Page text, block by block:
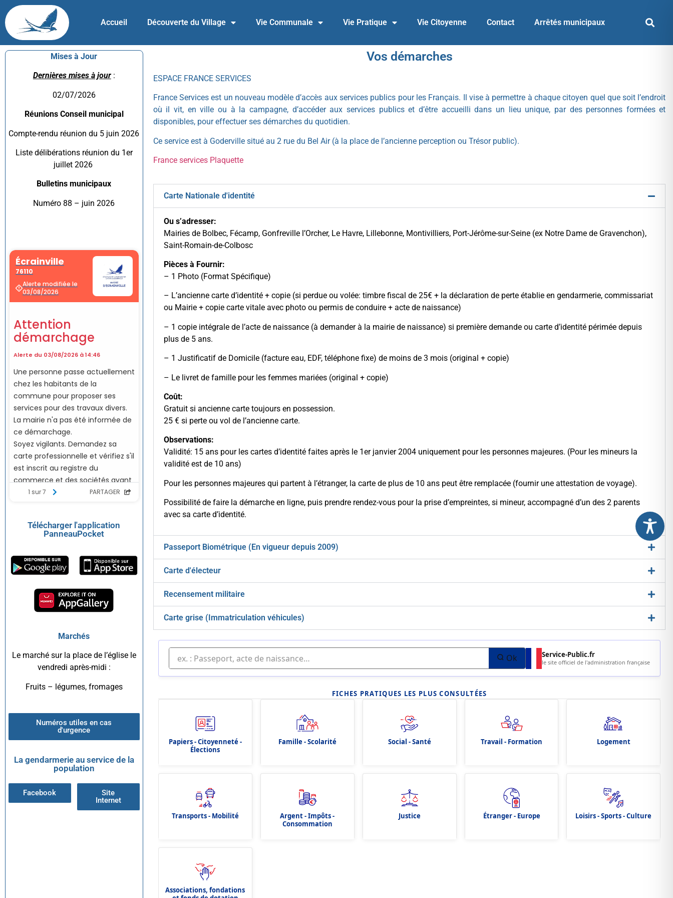
Accueil Découverte du Village Vie Communale Vie Pratique Vie Citoyenne Contact Arrêtés municipaux
Mises à Jour
Dernières mises à jour:
02/07/2026
Réunions Conseil municipal
Compte-rendu réunion du 5 juin 2026
Liste délibérations réunion du 1er
juillet 2026
Bulletins municipaux
Numéro 88 – juin 2026
Télécharger l'application
PanneauPocket
Marchés
Le marché sur la place de l’église le
vendredi après-midi :
Fruits – légumes, fromages
Numéros utiles en cas
d'urgence
La gendarmerie au service de la
population
Facebook
Site
Internet
Vos démarches
ESPACE FRANCE SERVICES
France Services est un nouveau modèle d’accès aux services publics pour les Français. Il vise à permettre à chaque citoyen quel que soit l’endroit
où il vit, en ville ou à la campagne, d’accéder aux services publics et d’être accueilli dans un lieu unique, par des personnes formées et
disponibles, pour effectuer ses démarches du quotidien.
Ce service est à Goderville situé au 2 rue du Bel Air (à la place de l’ancienne perception ou Trésor public).
France services Plaquette
Carte Nationale d'identité
Ou s’adresser:
Mairies de Bolbec, Fécamp, Gonfreville l’Orcher, Le Havre, Lillebonne, Montivilliers, Port-Jérôme-sur-Seine (ex Notre Dame de Gravenchon),
Saint-Romain-de-Colbosc
Pièces à Fournir:
– 1 Photo (Format Spécifique)
– L’ancienne carte d’identité + copie (si perdue ou volée: timbre fiscal de 25€ + la déclaration de perte établie en gendarmerie, commissariat
ou Mairie + copie carte vitale avec photo ou permis de conduire + acte de naissance)
– 1 copie intégrale de l’acte de naissance (à demander à la mairie de naissance) si première demande ou carte d’identité périmée depuis
plus de 5 ans.
– 1 Justificatif de Domicile (facture eau, EDF, téléphone fixe) de moins de 3 mois (original + copie)
– Le livret de famille pour les femmes mariées (original + copie)
Coût:
Gratuit si ancienne carte toujours en possession.
25 € si perte ou vol de l’ancienne carte.
Observations:
Validité: 15 ans pour les cartes d’identité faites après le 1er janvier 2004 uniquement pour les personnes majeures. (Pour les mineurs la
validité est de 10 ans)
Pour les personnes majeures qui partent à l’étranger, la carte de plus de 10 ans peut être remplacée (fournir une attestation de voyage).
Possibilité de faire la démarche en ligne, puis prendre rendez-vous pour la prise d’empreintes, si mineur, accompagné d’un des 2 parents
avec sa carte d’identité.
Passeport Biométrique (En vigueur depuis 2009)
Carte d'électeur
Recensement militaire
Carte grise (Immatriculation véhicules)
Ok Service-Public.fr
le site officiel de l'administration française
FICHES PRATIQUES LES PLUS CONSULTÉES
Papiers - Citoyenneté -
Élections
Famille - Scolarité Social - Santé Travail - Formation Logement
Transports - Mobilité
Argent - Impôts -
Consommation
Justice Étranger - Europe Loisirs - Sports - Culture
Associations, fondations